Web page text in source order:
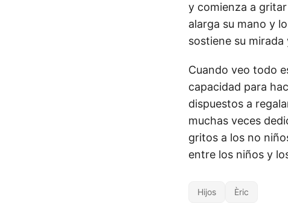
y comienza a
alarga su mano y
sostiene su mirada
Cuando veo todo
capacidad para
dispuestos a
muchas veces
gritos a los no
entre los niños y
Hijos Èric